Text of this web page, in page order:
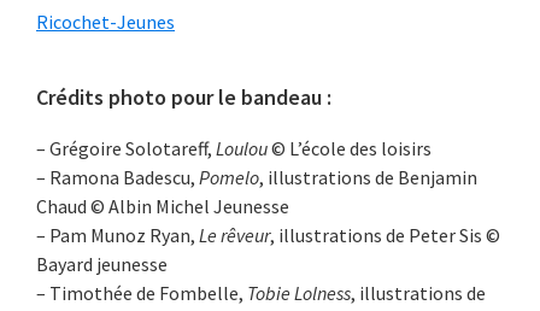
Ricochet-Jeunes
Crédits photo pour le bandeau :
– Grégoire Solotareff, Loulou© L’école des loisirs
– Ramona Badescu, Pomelo, illustrations de Benjamin
Chaud © Albin Michel Jeunesse
– Pam Munoz Ryan, Le rêveur, illustrations de Peter Sis ©
Bayard jeunesse
– Timothée de Fombelle, Tobie Lolness, illustrations de